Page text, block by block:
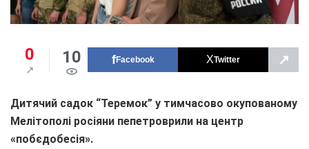
0 10 Facebook Twitter ↗
Дитячий садок “Теремок” у тимчасово окупованому
Мелітополі росіяни пепетроврили на центр
«побєдобесія».